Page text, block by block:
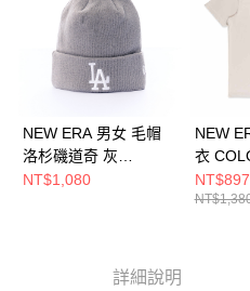
恩沛科技股份有限公司將有權停止該
NEW ERA 男女 毛帽
洛杉磯道奇 灰
NE70730185
NT$1,080
NEW
衣
洛杉磯
NT$897
詳細說明